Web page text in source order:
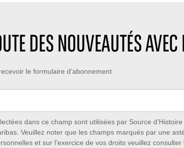
DES NOUVEAUTÉS
le formulaire d’abonnement
dans ce champ sont utilisées par Source
Veuillez noter que les champs marqués par une
et sur l'exercice de vos droits veuillez consulter